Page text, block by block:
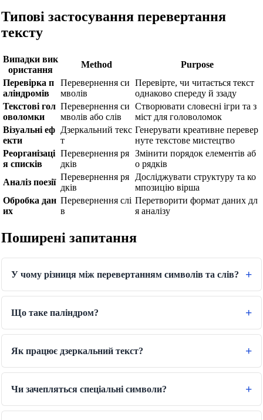
🔗Пов'язані Інструменти
📐Конвертери Одиниць
🔧 ІНСТРУМЕНТИ
Конвертер Довжини
Конвертер ваги
Конвертер температур
Конвертер об'єму
Типові застосування перевертання
тексту
Випадки вик
ористання
Method
Purpose
Перевірка п
аліндромів
Перевернення си
мволів
Перевірте, чи читається текст
однаково спереду й ззаду
Текстові гол
оволомки
Перевернення си
мволів або слів
Створювати словесні ігри та з
міст для головоломок
Візуальні еф
екти
Дзеркальний текс
т
Генерувати креативне перевер
нуте текстове мистецтво
Реорганізаці
я списків
Перевернення ря
дків
Змінити порядок елементів аб
о рядків
Аналіз поезії
Перевернення ря
дків
Досліджувати структуру та ко
мпозицію вірша
Обробка дан
их
Перевернення слі
в
Перетворити формат даних дл
я аналізу
Поширені запитання
У чому різниця між перевертанням символів та слів?
Що таке паліндром?
Як працює дзеркальний текст?
Чи зачепляться спеціальні символи?